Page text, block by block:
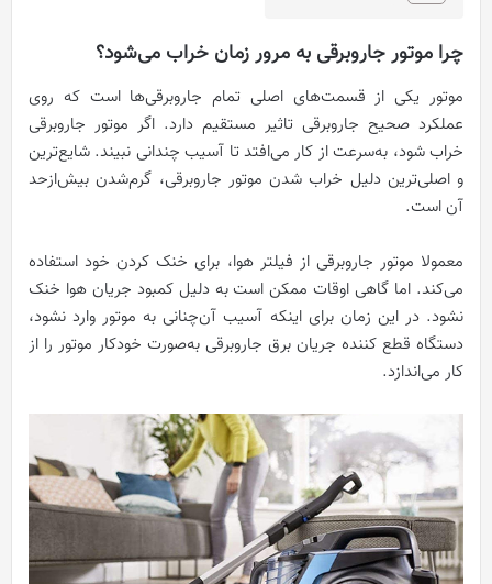
چرا موتور جاروبرقی به مرور زمان خراب می‌شود؟
موتور یکی از قسمت‌های اصلی تمام جاروبرقی‌ها است که روی
عملکرد صحیح جاروبرقی تاثیر مستقیم دارد. اگر موتور جاروبرقی
خراب شود، به‌سرعت از کار می‌افتد تا آسیب چندانی نبیند. شایع‌ترین
و اصلی‌ترین دلیل خراب شدن موتور جاروبرقی، گرم‌شدن بیش‌ازحد
آن است.
معمولا موتور جاروبرقی از فیلتر هوا، برای خنک کردن خود استفاده
می‌کند. اما گاهی اوقات ممکن است به دلیل کمبود جریان هوا خنک
نشود. در این زمان برای اینکه آسیب آن‌چنانی به موتور وارد نشود،
دستگاه قطع‌ کننده جریان برق جاروبرقی به‌صورت خودکار موتور را از
کار می‌اندازد.